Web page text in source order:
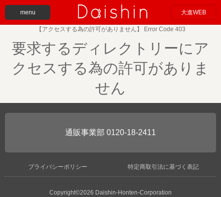
menu 大進WEB
【アクセスする為の許可がありません】 Error Code 403
要求するディレクトリーにア
クセスする為の許可がありま
せん
0120-18-2411
プライバシーポリシー 特定商取引法に基づく表記
Copyright©2026 Daishin-Honten-Corporation